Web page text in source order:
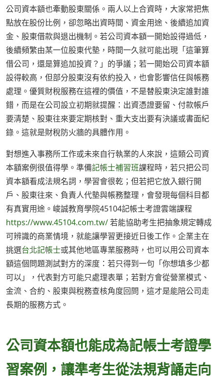
公司資本額也牽動股東關係。兩人以上合資時，大家常把焦
點放在股份比例，卻忽略出資時間、資金用途、後續追加資
金、股東借款與退出機制。若公司資本額一開始設得過低，
後續頻繁由某一位股東代墊，時間一久就可能出現「這筆算
借公司，還是算追加投資？」的爭議；若一開始公司資本額
設得較高，但部分股東沒有依約投入，也會影響信任與帳務
處理。優質財稅服務在這裡的價值，不是替股東決定誰對誰
錯，而是在公司設立初期就提醒：出資憑證要留、付款帳戶
要清楚、股東往來要定期核對、重大支出要有決議或書面紀
錄。這就是財稅防火牆的具體作用。
對想進入事務所工作或未來自行執業的人來說，這類公司資
本額案例很值得學。準備記帳士補習班課程時，若只把公司
資本額看成法規名詞，學習會很乾；但若把它放入銀行開
戶、股東往來、負責人代墊與帳務整理，會發現每個科目都
有真實用途。峻誠教育學院45104記帳士考證雲端課程
https://www.45104.com.tw/若能協助考生把抽象規定轉成
可辨識的商業情境，就能讓學習更接近日後工作。企業主在
挑選台北記帳士或其他地區專業服務時，也可以用公司資本
額這個問題測試對方的深度：若只得到一句「你想填多少都
可以」，代表對方可能只處理表單；若對方會從營業模式、
金流、合約、股東與稅務查核角度回問，這才是能陪公司走
長期的服務方式。
公司資本額也能成為記帳士考證學
習案例，讓準考生從法規背誦走向